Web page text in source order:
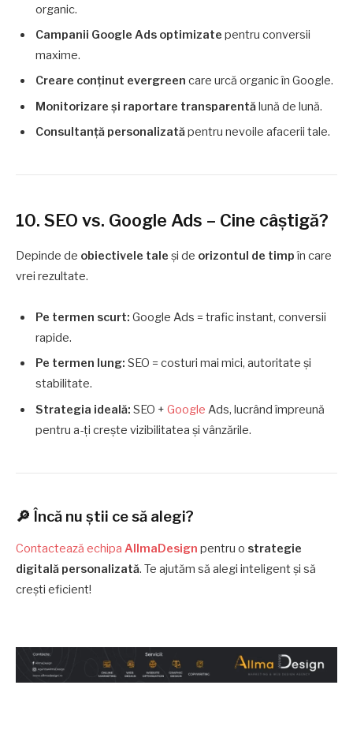
organic.
Campanii Google Ads optimizate pentru conversii
maxime.
Creare conținut evergreen care urcă organic în Google.
Monitorizare și raportare transparentălună de lună.
Consultanță personalizatăpentru nevoile afacerii tale.
10. SEO vs. Google Ads – Cine câștigă?
Depinde de obiectivele tale și de orizontul de timpîn care
vrei rezultate.
Pe termen scurt: Google Ads = trafic instant, conversii
rapide.
Pe termen lung: SEO = costuri mai mici, autoritate și
stabilitate.
Strategia ideală: SEO + Google Ads, lucrând împreună
pentru a-ți crește vizibilitatea și vânzările.
🔎 Încă nu știi ce să alegi?
Contactează echipa AllmaDesign pentru o strategie
digitală personalizată. Te ajutăm să alegi inteligent și să
crești eficient!